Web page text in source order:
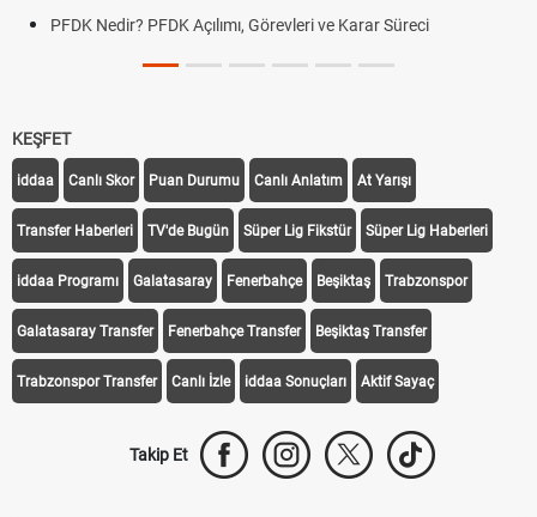
PFDK Nedir? PFDK Açılımı, Görevleri ve Karar Süreci
KEŞFET
iddaa Canlı Skor Puan Durumu Canlı Anlatım At Yarışı
Transfer Haberleri TV'de Bugün Süper Lig Fikstür Süper Lig Haberleri
iddaa Programı Galatasaray Fenerbahçe Beşiktaş Trabzonspor
Galatasaray Transfer Fenerbahçe Transfer Beşiktaş Transfer
Trabzonspor Transfer Canlı İzle iddaa Sonuçları Aktif Sayaç
Takip Et